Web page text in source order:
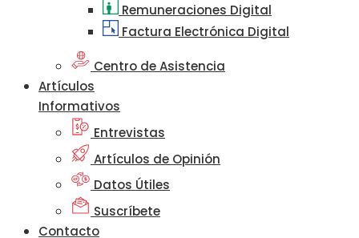
Remuneraciones Digital
Factura Electrónica Digital
Centro de Asistencia
Artículos
Informativos
Entrevistas
Artículos de Opinión
Datos Útiles
Suscríbete
Contacto